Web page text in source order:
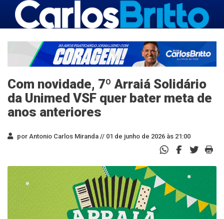
Com novidade, 7º Arraiá Solidário
da Unimed VSF quer bater meta de
anos anteriores
por Antonio Carlos Miranda // 01 de junho de 2026 às 21:00